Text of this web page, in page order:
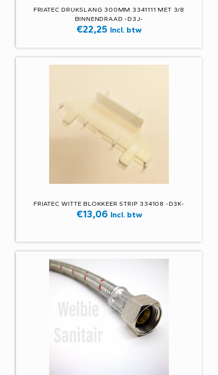
FRIATEC DRUKSLANG 300MM 3341111 MET 3/8
BINNENDRAAD -D3J-
€22,25 Incl. btw
FRIATEC WITTE BLOKKEER STRIP 334108 -D3K-
€13,06 Incl. btw